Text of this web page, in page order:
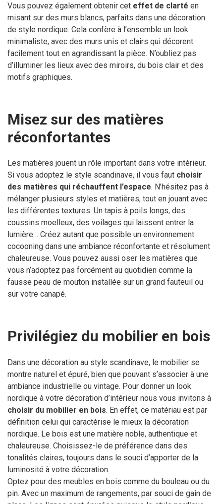
Vous pouvez également obtenir cet effet de clarté en
misant sur des murs blancs, parfaits dans une décoration
de style nordique. Cela confère à l’ensemble un look
minimaliste, avec des murs unis et clairs qui décorent
facilement tout en agrandissant la pièce. N’oubliez pas
d’illuminer les lieux avec des miroirs, du bois clair et des
motifs graphiques.
Misez sur des matières
réconfortantes
Les matières jouent un rôle important dans votre intérieur.
Si vous adoptez le style scandinave, il vous faut choisir
des matières qui réchauffent l’espace. N’hésitez pas à
mélanger plusieurs styles et matières, tout en jouant avec
les différentes textures. Un tapis à poils longs, des
coussins moelleux, des voilages qui laissent entrer la
lumière… Créez autant que possible un environnement
cocooning dans une ambiance réconfortante et résolument
chaleureuse. Vous pouvez aussi oser les matières que
vous n’adoptez pas forcément au quotidien comme la
fausse peau de mouton installée sur un grand fauteuil ou
sur votre canapé.
Privilégiez du mobilier en bois
Dans une décoration au style scandinave, le mobilier se
montre naturel et épuré, bien que pouvant s’associer à une
ambiance industrielle ou vintage. Pour donner un look
nordique à votre décoration d’intérieur nous vous invitons à
choisir du mobilier en bois. En effet, ce matériau est par
définition celui qui caractérise le mieux la décoration
nordique. Le bois est une matière noble, authentique et
chaleureuse. Choisissez-le de préférence dans des
tonalités claires, toujours dans le souci d’apporter de la
luminosité à votre décoration.
Optez pour des meubles en bois comme du bouleau ou du
pin. Avec un maximum de rangements, par souci de gain de